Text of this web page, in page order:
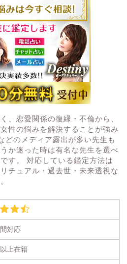
、恋愛関係の復縁・不倫から、
性の悩みを解決することが強み
どのメディア露出が多い先生も
か迷った時は有名な先生を選べ
す。 対応している鑑定方法は
チュアル・過去世・未来透視な
対応
上在籍